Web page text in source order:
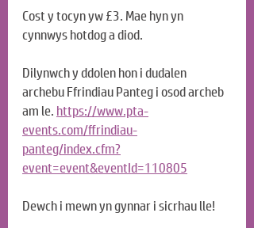
Cost y tocyn yw £3. Mae hyn yn
cynnwys hotdog a diod.
Dilynwch y ddolen hon i dudalen
archebu Ffrindiau Panteg i osod archeb
am le. https://www.pta-
events.com/ffrindiau-
panteg/index.cfm?
event=event&eventId=110805
Dewch i mewn yn gynnar i sicrhau lle!